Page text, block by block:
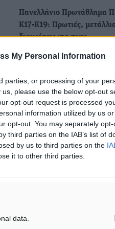
My Personal Information
parties, or processing of your
please use the below opt-out
opt-out request is processed
information utilized by us
opt-out. You may separately
third parties on the IAB’s list of
by us to third parties on the
it to other third parties.
data.
Πανελλήνιο Πρωτάθλημα
Κ17-Κ19: Πρωτιές,
διακρίσεις για τους
Πρωτάθλημα Ποδηλασίας
Κ17-Κ19 που διεξήχθη στο
Ολυμπιακό
Πανελλήνιο Πρωτάθλημα
Κ15-Κ17: Επιτυχίες και
αντοχή για τους
Πρωτάθλημα Ποδηλασίας